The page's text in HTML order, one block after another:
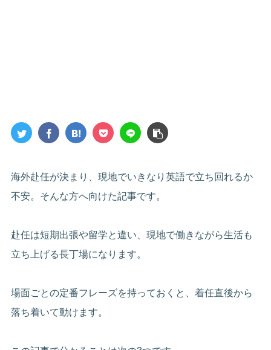
海外赴任が決まり、現地でいきなり英語で立ち回れるか
不安。そんな方へ向けた記事です。
赴任は短期出張や留学と違い、現地で働きながら生活も
立ち上げる長丁場になります。
場面ごとの定番フレーズを持っておくと、着任直後から
落ち着いて動けます。